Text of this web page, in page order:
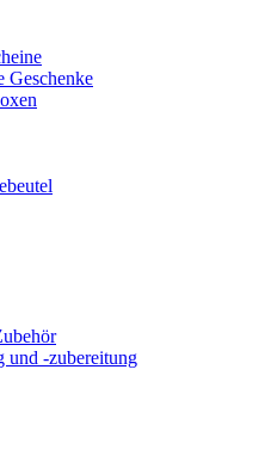
Geschenke
und -zubereitung